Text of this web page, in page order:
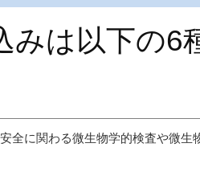
みは以下の6
全に関わる微生物学的検査や微